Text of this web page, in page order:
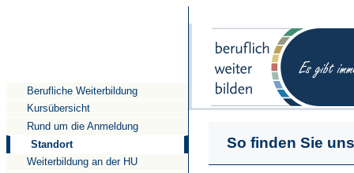
Berufliche Weiterbildung
Kursübersicht
Rund um die Anmeldung
Standort
Weiterbildung an der HU
So finden Sie